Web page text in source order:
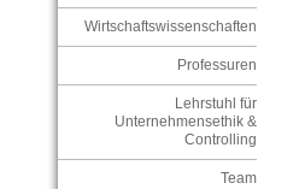
Wirtschaftswissenschaften
Professuren
Lehrstuhl für
Unternehmensethik &
Controlling
Team